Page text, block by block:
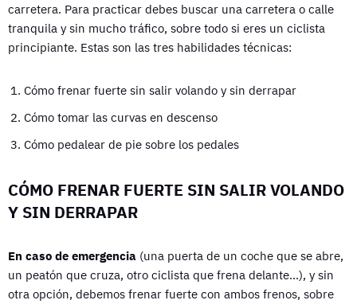
carretera. Para practicar debes buscar una carretera o calle
tranquila y sin mucho tráfico, sobre todo si eres un ciclista
principiante. Estas son las tres habilidades técnicas:
Cómo frenar fuerte sin salir volando y sin derrapar
Cómo tomar las curvas en descenso
Cómo pedalear de pie sobre los pedales
CÓMO FRENAR FUERTE SIN SALIR VOLANDO
Y SIN DERRAPAR
En caso de emergencia (una puerta de un coche que se abre,
un peatón que cruza, otro ciclista que frena delante…), y sin
otra opción, debemos frenar fuerte con ambos frenos, sobre